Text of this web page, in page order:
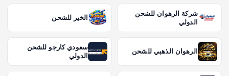
شركة الرهوان للشحن
الدولي
الخير للشحن
الرهوان الذهبي للشحن
سعودي كارجو للشحن
الدولي